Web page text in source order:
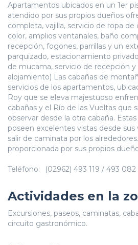
Apartamentos ubicados en un 1er
atendido por sus propios dueños
completa, vajilla, servicio de ropa de
color, amplios ventanales, baño
recepción, fogones, parrillas y un
parquizado, estacionamiento
de mucama, servicio de recepción y
alojamiento) Las cabañas de
servicios de los apartamentos,
Roy que se eleva majestuoso
cabañas y el Río de las Vueltas que
observar desde la otra cabaña.
poseen excelentes vistas desde sus
salir de caminata por los
proporcionada por sus propios
Teléfono: (02962) 493 119 / 493 082
Actividades en la
Excursiones, paseos, caminatas,
circuito gastronómico.